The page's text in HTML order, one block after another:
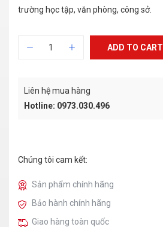
trường học tập, văn phòng, công sở.
ADD TO CART
Liên hệ mua hàng
Hotline: 0973.030.496
Chúng tôi cam kết:
Sản phẩm chính hãng
Bảo hành chính hãng
Giao hàng toàn quốc